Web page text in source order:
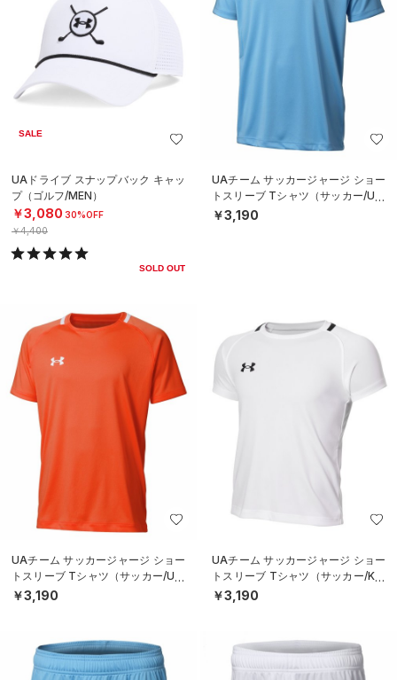
SALE
UAドライブ スナップバック キャッ
プ（ゴルフ/MEN）
￥3,080 30%OFF
￥4,400
SOLD OUT
UAチーム サッカージャージ ショー
トスリーブ Tシャツ（サッカー/UNI
SEX）
￥3,190
UAチーム サッカージャージ ショー
トスリーブ Tシャツ（サッカー/UNI
SEX）
￥3,190
UAチーム サッカージャージ ショー
トスリーブ Tシャツ（サッカー/KID
S）
￥3,190